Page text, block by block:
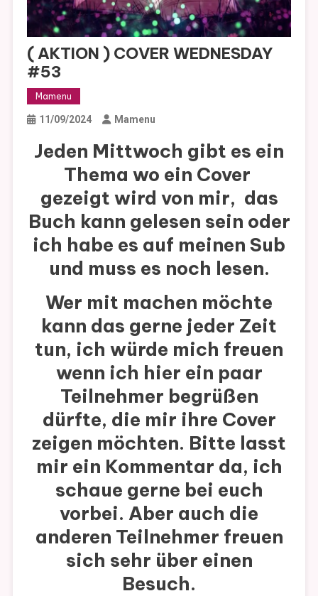
( AKTION ) COVER WEDNESDAY
#53
Mamenu
11/09/2024 Mamenu
Jeden Mittwoch gibt es ein
Thema wo ein Cover
gezeigt wird von mir, das
Buch kann gelesen sein oder
ich habe es auf meinen Sub
und muss es noch lesen.
Wer mit machen möchte
kann das gerne jeder Zeit
tun, ich würde mich freuen
wenn ich hier ein paar
Teilnehmer begrüßen
dürfte, die mir ihre Cover
zeigen möchten. Bitte lasst
mir ein Kommentar da, ich
schaue gerne bei euch
vorbei. Aber auch die
anderen Teilnehmer freuen
sich sehr über einen
Besuch.